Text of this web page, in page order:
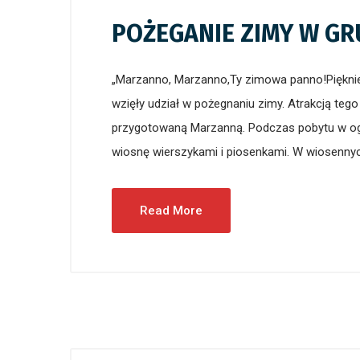
POŻEGANIE ZIMY W
„Marzanno, Marzanno,Ty zimowa
wzięły udział w pożegnaniu zimy. Atrakcją
przygotowaną Marzanną. Podczas pobytu w
wiosnę wierszykami i piosenkami. W
Read More